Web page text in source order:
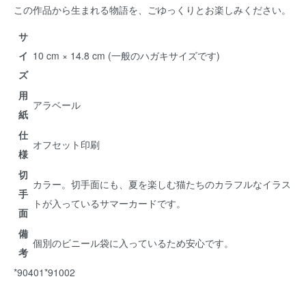
この作品から生まれる物語を、ごゆっくりとお楽しみください。
サ
イ
ズ
10 cm × 14.8 cm (一般のハガキサイズです)
用
紙
アラベール
仕
様
オフセット印刷
切
手
面
カラー。切手面にも、夏を楽しむ猫たちのカラフルなイラス
トが入っているサマーカードです。
備
考
個別のビニール袋に入っているため安心です。
*90401*91002